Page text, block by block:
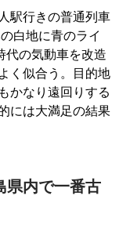
駅行きの普通列車
白地に青のライ
代の気動車を改造
く似合う。目的地
かなり遠回りする
には大満足の結果
県内で一番古